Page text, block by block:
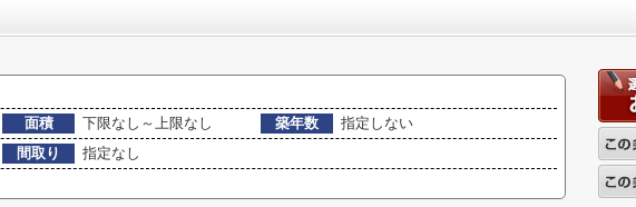
面積 下限なし～上限なし 築年数
指定しない
間取り
指定なし